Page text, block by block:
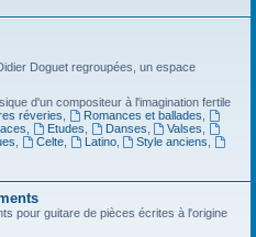
Doguet regroupées, un espace
d'un compositeur à l'imagination fertile
réveries Romances et ballades
Etudes Danses Valses
Celte, Latino, Style anciens
pour guitare de pièces écrites à l'origine